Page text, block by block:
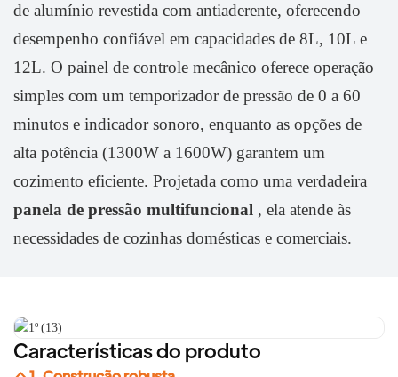
de alumínio revestida com antiaderente, oferecendo
desempenho confiável em capacidades de 8L, 10L e
12L. O painel de controle mecânico oferece operação
simples com um temporizador de pressão de 0 a 60
minutos e indicador sonoro, enquanto as opções de
alta potência (1300W a 1600W) garantem um
cozimento eficiente. Projetada como uma verdadeira
panela de pressão multifuncional , ela atende às
necessidades de cozinhas domésticas e comerciais.
Características do produto